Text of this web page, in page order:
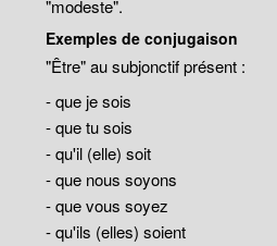
"modeste".
Exemples de conjugaison
"Être" au subjonctif présent :
- que je sois
- que tu sois
- qu'il (elle) soit
- que nous soyons
- que vous soyez
- qu'ils (elles) soient